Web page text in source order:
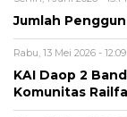
Jumlah
Rabu, 13 Mei 2026 -
KAI Daop 2
Komunitas